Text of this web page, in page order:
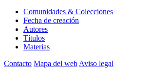
Comunidades & Colecciones
Fecha de creación
Autores
Títulos
Materias
Contacto Mapa del web Aviso legal